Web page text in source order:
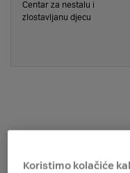
Centar za nestalu i
zlostavljanu djecu
Koristimo kolačiće